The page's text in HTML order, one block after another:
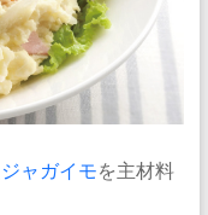
ジャガイモを主材料